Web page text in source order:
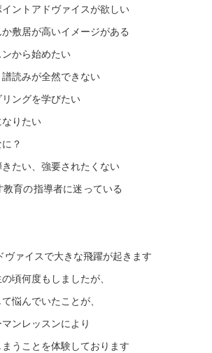
ントアドヴァイスが欲しい
敷居が高いイメージがある
ンから始めたい
読みが全然できない
ングを学びたい
なりたい
？
たい、強要されたくない
教育の指導者に迷っている
ヴァイスで大きな飛躍が起きます
頃何度もしましたが、
悩んでいたことが、
ンレッスンにより
うことを体験しております